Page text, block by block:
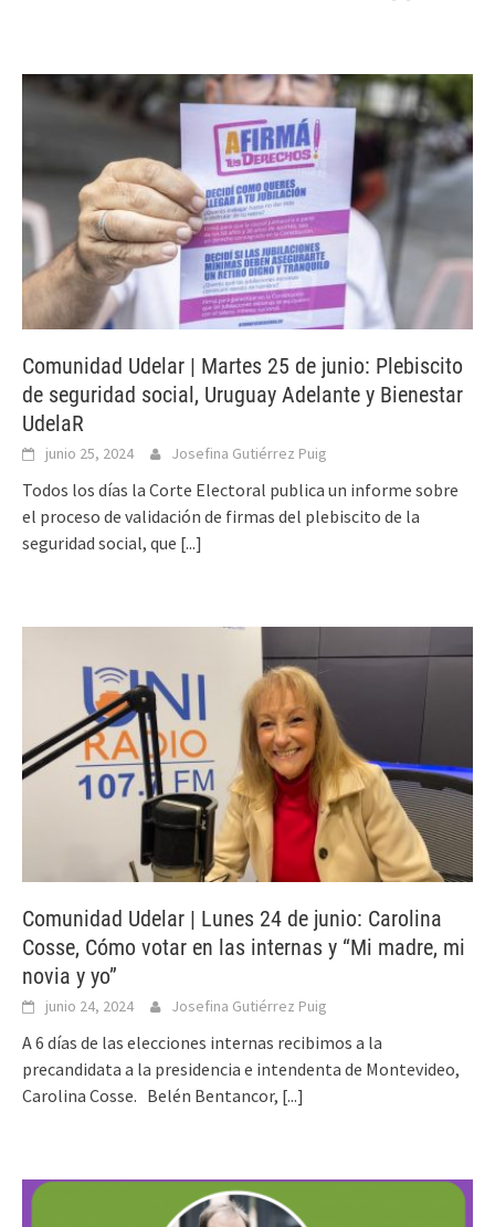
Comunidad Udelar | Martes 25 de junio: Plebiscito
de seguridad social, Uruguay Adelante y Bienestar
UdelaR
junio 25, 2024 Josefina Gutiérrez Puig
Todos los días la Corte Electoral publica un informe sobre
el proceso de validación de firmas del plebiscito de la
seguridad social, que [...]
Comunidad Udelar | Lunes 24 de junio: Carolina
Cosse, Cómo votar en las internas y “Mi madre, mi
novia y yo”
junio 24, 2024 Josefina Gutiérrez Puig
A 6 días de las elecciones internas recibimos a la
precandidata a la presidencia e intendenta de Montevideo,
Carolina Cosse. Belén Bentancor, [...]